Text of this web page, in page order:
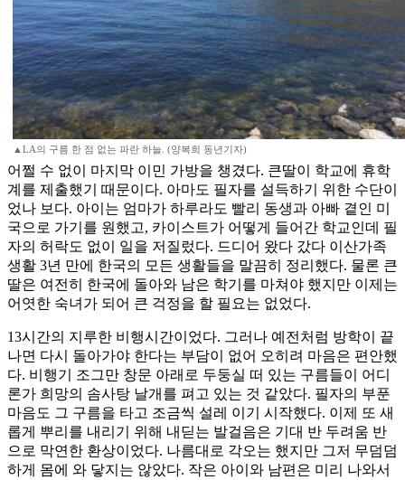
▲LA의 구름 한 점 없는 파란 하늘. (양복희 동년기자)
어쩔 수 없이 마지막 이민 가방을 챙겼다. 큰딸이 학교에 휴학
계를 제출했기 때문이다. 아마도 필자를 설득하기 위한 수단이
었나 보다. 아이는 엄마가 하루라도 빨리 동생과 아빠 곁인 미
국으로 가기를 원했고, 카이스트가 어떻게 들어간 학교인데 필
자의 허락도 없이 일을 저질렀다. 드디어 왔다 갔다 이산가족
생활 3년 만에 한국의 모든 생활들을 말끔히 정리했다. 물론 큰
딸은 여전히 한국에 돌아와 남은 학기를 마쳐야 했지만 이제는
어엿한 숙녀가 되어 큰 걱정을 할 필요는 없었다.
13시간의 지루한 비행시간이었다. 그러나 예전처럼 방학이 끝
나면 다시 돌아가야 한다는 부담이 없어 오히려 마음은 편안했
다. 비행기 조그만 창문 아래로 두둥실 떠 있는 구름들이 어디
론가 희망의 솜사탕 날개를 펴고 있는 것 같았다. 필자의 부푼
마음도 그 구름을 타고 조금씩 설레 이기 시작했다. 이제 또 새
롭게 뿌리를 내리기 위해 내딛는 발걸음은 기대 반 두려움 반
으로 막연한 환상이었다. 나름대로 각오는 했지만 그저 무덤덤
하게 몸에 와 닿지는 않았다. 작은 아이와 남편은 미리 나와서